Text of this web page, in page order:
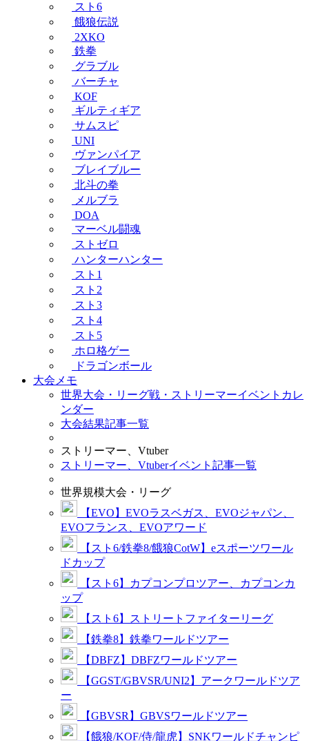
スト6
餓狼伝説
2XKO
鉄拳
グラブル
バーチャ
KOF
ギルティギア
サムスピ
UNI
ヴァンパイア
ブレイブルー
北斗の拳
メルブラ
DOA
マーベル闘魂
ストゼロ
ハンターハンター
スト1
スト2
スト3
スト4
スト5
ホロ格ゲー
ドラゴンボール
大会メモ
世界大会・リーグ戦・ストリーマーイベントカレ
ンダー
大会結果記事一覧
ストリーマー、Vtuber
ストリーマー、Vtuberイベント記事一覧
世界規模大会・リーグ
【EVO】EVOラスベガス、EVOジャパン、
EVOフランス、EVOアワード
【スト6/鉄拳8/餓狼CotW】eスポーツワール
ドカップ
【スト6】カプコンプロツアー、カプコンカ
ップ
【スト6】ストリートファイターリーグ
【鉄拳8】鉄拳ワールドツアー
【DBFZ】DBFZワールドツアー
【GGST/GBVSR/UNI2】アークワールドツア
ー
【GBVSR】GBVSワールドツアー
【餓狼/KOF/侍/龍虎】SNKワールドチャンピ